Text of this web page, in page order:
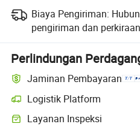
Biaya Pengiriman:
pengiriman dan
Perlindungan
Jaminan Pembayaran
Logistik Platform
Pelacakan pengiriman yang lebih
Layanan Inspeksi
Pemeriksaan pra-pengiriman